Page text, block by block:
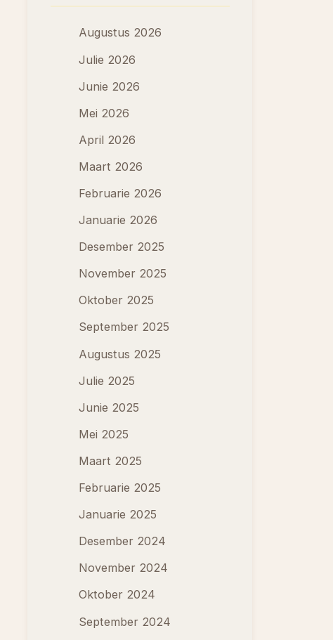
Augustus 2026
Julie 2026
Junie 2026
Mei 2026
April 2026
Maart 2026
Februarie 2026
Januarie 2026
Desember 2025
November 2025
Oktober 2025
September 2025
Augustus 2025
Julie 2025
Junie 2025
Mei 2025
Maart 2025
Februarie 2025
Januarie 2025
Desember 2024
November 2024
Oktober 2024
September 2024